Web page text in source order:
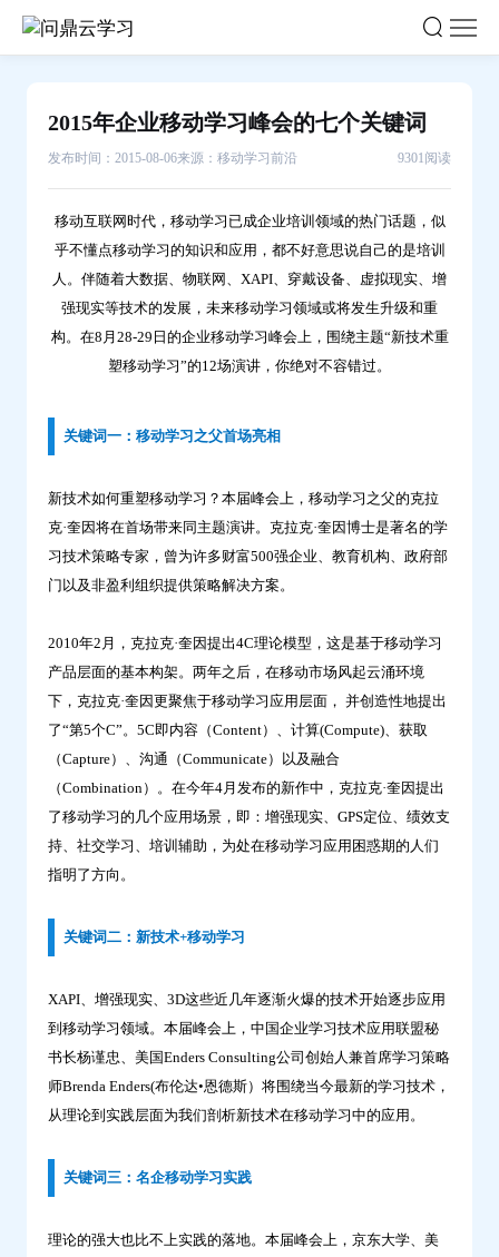
2015
2015年企业移动学习峰会的七个关键词
发布时间：2015-08-06来源：移动学习前沿 9301阅读
移动互联网时代，移动学习已成企业培训领域的热门话题，似
乎不懂点移动学习的知识和应用，都不好意思说自己的是培训
人。伴随着大数据、物联网、XAPI、穿戴设备、虚拟现实、增
强现实等技术的发展，未来移动学习领域或将发生升级和重
构。在8月28-29日的企业移动学习峰会上，围绕主题“新技术重
塑移动学习”的12场演讲，你绝对不容错过。
关键词一：移动学习之父首场亮相
新技术如何重塑移动学习？本届峰会上，移动学习之父的克拉
克·奎因将在首场带来同主题演讲。克拉克·奎因博士是著名的学
习技术策略专家，曾为许多财富500强企业、教育机构、政府部
门以及非盈利组织提供策略解决方案。
2010年2月，克拉克·奎因提出4C理论模型，这是基于移动学习
产品层面的基本构架。两年之后，在移动市场风起云涌环境
下，克拉克·奎因更聚焦于移动学习应用层面， 并创造性地提出
了“第5个C”。5C即内容（Content）、计算(Compute)、获取
（Capture）、沟通（Communicate）以及融合
（Combination）。在今年4月发布的新作中，克拉克·奎因提出
了移动学习的几个应用场景，即：增强现实、GPS定位、绩效支
持、社交学习、培训辅助，为处在移动学习应用困惑期的人们
指明了方向。
关键词二：新技术+移动学习
XAPI、增强现实、3D这些近几年逐渐火爆的技术开始逐步应用
到移动学习领域。本届峰会上，中国企业学习技术应用联盟秘
书长杨谨忠、美国Enders Consulting公司创始人兼首席学习策略
师Brenda Enders(布伦达•恩德斯）将围绕当今最新的学习技术，
从理论到实践层面为我们剖析新技术在移动学习中的应用。
关键词三：名企移动学习实践
理论的强大也比不上实践的落地。本届峰会上，京东大学、美